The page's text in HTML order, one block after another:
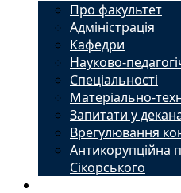
Про факультет
Адміністрація
Кафедри
Науково-
Спеціальності
Матеріально-
Запитати у
Врегулювання
Антикорупційна
Сікорського